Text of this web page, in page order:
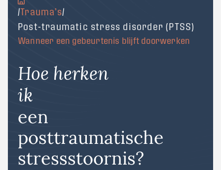
Wanneer een gebeurtenis blijft doorwerken
/Trauma’s/
Post-traumatic stress disorder (PTSS)
Hoe herken
ik
een
posttraumatische
stressstoornis?